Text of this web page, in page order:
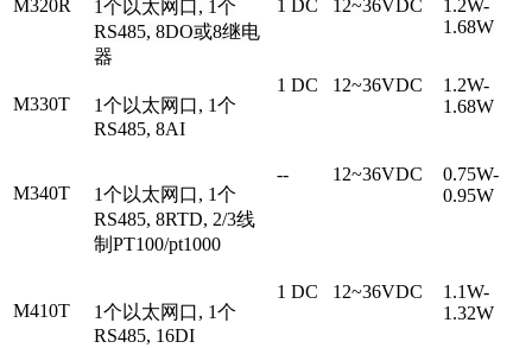
M320R
1个以太网口, 1个
RS485, 8DO或8继电
器
1 DC 12~36VDC
1.2W-
1.68W
M330T
1个以太网口, 1个
RS485, 8AI
1 DC 12~36VDC
1.2W-
1.68W
M340T
1个以太网口, 1个
RS485, 8RTD, 2/3线
制PT100/pt1000
-- 12~36VDC
0.75W-
0.95W
M410T
1个以太网口, 1个
RS485, 16DI
1 DC 12~36VDC
1.1W-
1.32W